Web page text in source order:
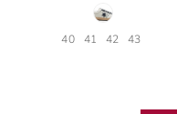
40 41 42 43